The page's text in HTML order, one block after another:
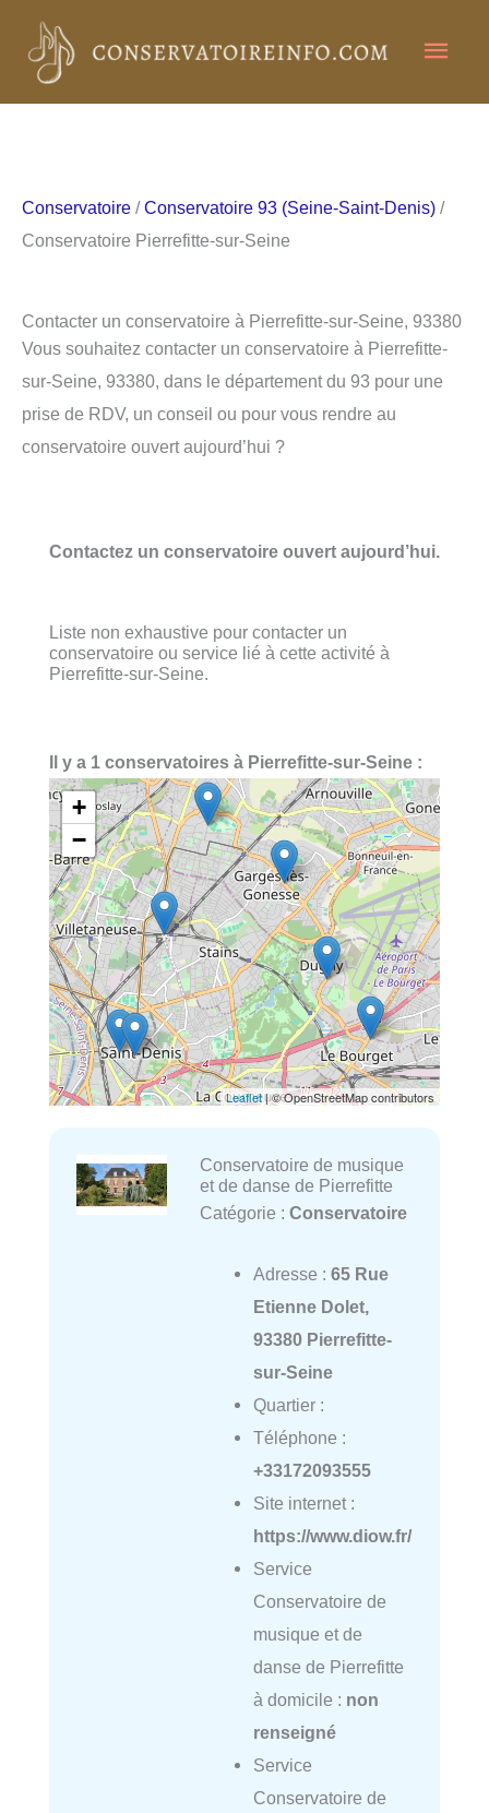
contenu
Conservatoire /Conservatoire 93 (Seine-Saint-Denis) /
Conservatoire Pierrefitte-sur-Seine
Contacter un conservatoire à Pierrefitte-sur-Seine, 93380
Vous souhaitez contacter un conservatoire à Pierrefitte-
sur-Seine, 93380, dans le département du 93 pour une
prise de RDV, un conseil ou pour vous rendre au
conservatoire ouvert aujourd’hui ?
Contactez un conservatoire ouvert aujourd’hui.
Liste non exhaustive pour contacter un
conservatoire ou service lié à cette activité à
Pierrefitte-sur-Seine.
Il y a 1 conservatoires à Pierrefitte-sur-Seine :
+
−
Leaflet| © OpenStreetMap contributors
Conservatoire de musique
et de danse de Pierrefitte
Catégorie : Conservatoire
Adresse : 65 Rue
Etienne Dolet,
93380 Pierrefitte-
sur-Seine
Quartier :
Téléphone :
+33172093555
Site internet :
https://www.diow.fr/
Service
Conservatoire de
musique et de
danse de Pierrefitte
à domicile : non
renseigné
Service
Conservatoire de